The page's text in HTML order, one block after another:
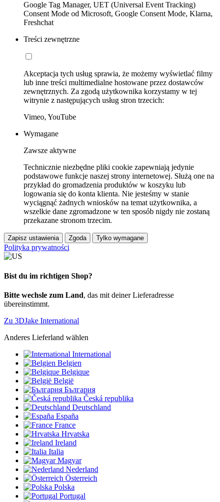
Google Tag Manager, UET (Universal Event Tracking)
Consent Mode od Microsoft, Google Consent Mode, Klarna,
Freshchat
Treści zewnętrzne
Akceptacja tych usług sprawia, że możemy wyświetlać filmy
lub inne treści multimedialne hostowane przez dostawców
zewnętrznych. Za zgodą użytkownika korzystamy w tej
witrynie z następujących usług stron trzecich:
Vimeo, YouTube
Wymagane
Zawsze aktywne
Technicznie niezbędne pliki cookie zapewniają jedynie
podstawowe funkcje naszej strony internetowej. Służą one na
przykład do gromadzenia produktów w koszyku lub
logowania się do konta klienta. Nie jesteśmy w stanie
wyciągnąć żadnych wniosków na temat użytkownika, a
wszelkie dane zgromadzone w ten sposób nigdy nie zostaną
przekazane stronom trzecim.
Zapisz ustawienia Zgoda Tylko wymagane
Polityka prywatności
Bist du im richtigen Shop?
Bitte wechsle zum Land, das mit deiner Lieferadresse
übereinstimmt.
Zu 3DJake International
Anderes Lieferland wählen
International
Belgien
Belgique
België
България
Česká republika
Deutschland
España
France
Hrvatska
Ireland
Italia
Magyar
Nederland
Österreich
Polska
Portugal